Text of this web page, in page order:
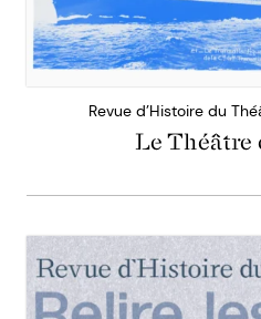
Revue d’Histoire du
Le Théâtre